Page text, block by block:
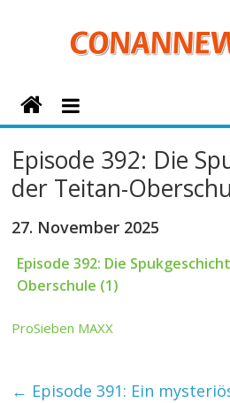
Conan
News
Episode 392: Die
der Teitan-
27. November 2025
Episode 392: Die
Oberschule (1)
ProSieben MAXX
← Episode 391: Ein